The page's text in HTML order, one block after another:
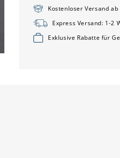
weiß
weiß
Kostenloser Versand ab
Express Versand: 1-2
Exklusive Rabatte für